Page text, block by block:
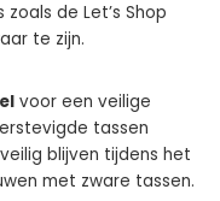
de Let’s Shop
te zijn.
voor een veilige
tassen
blijven tijdens het
met zware tassen.